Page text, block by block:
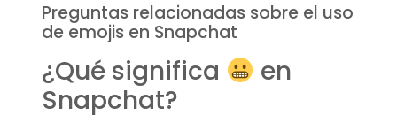
Preguntas relacionadas sobre el uso
de emojis en Snapchat
¿Qué significa
en
Snapchat?